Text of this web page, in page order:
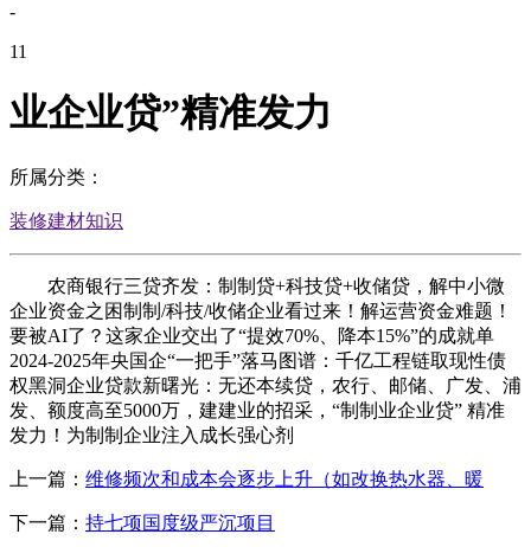
-
11
业企业贷”精准发力
所属分类：
装修建材知识
农商银行三贷齐发：制制贷+科技贷+收储贷，解中小微
企业资金之困制制/科技/收储企业看过来！解运营资金难题！
要被AI了？这家企业交出了“提效70%、降本15%”的成就单
2024-2025年央国企“一把手”落马图谱：千亿工程链取现性债
权黑洞企业贷款新曙光：无还本续贷，农行、邮储、广发、浦
发、额度高至5000万，建建业的招采，“制制业企业贷” 精准
发力！为制制企业注入成长强心剂
上一篇： 维修频次和成本会逐步上升（如改换热水器、暖
下一篇： 持七项国度级严沉项目